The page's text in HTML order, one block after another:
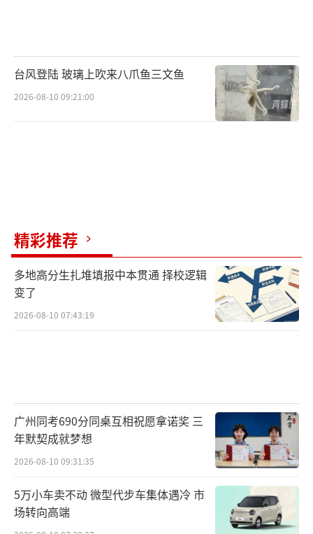
台风登陆 玻璃上吹来八爪鱼三文鱼
2026-08-10 09:21:00
精彩推荐
多地高分生扎堆填报中本贯通 择校逻辑
变了
2026-08-10 07:43:19
广州同考690分同桌互相祝愿拿诺奖 三
年默契成就梦想
2026-08-10 09:31:35
5万小车卖不动 微型代步车集体遇冷 市
场转向高端